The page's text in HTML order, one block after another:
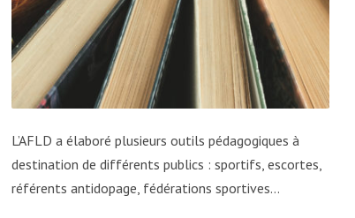
L’AFLD a élaboré plusieurs outils pédagogiques à
destination de différents publics : sportifs, escortes,
référents antidopage, fédérations sportives…